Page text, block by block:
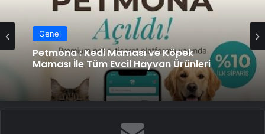
Genel
Petmona : Kedi Maması ve Köpek
Maması İle Tüm Evcil Hayvan Ürünleri